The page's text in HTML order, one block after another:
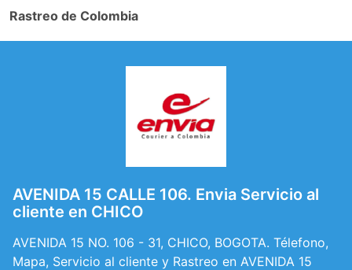
Rastreo de Colombia
AVENIDA 15 CALLE 106. Envia Servicio al
cliente en CHICO
AVENIDA 15 NO. 106 - 31, CHICO, BOGOTA. Télefono,
Mapa, Servicio al cliente y Rastreo en AVENIDA 15